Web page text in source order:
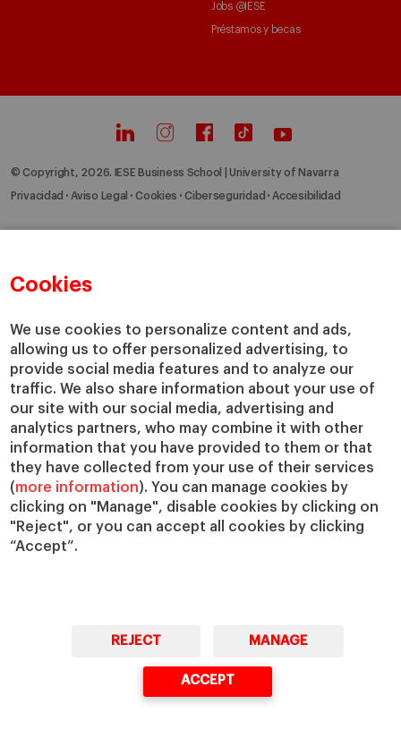
Cookies
We use cookies to personalize content and ads,
allowing us to offer personalized advertising, to
provide social media features and to analyze our
traffic. We also share information about your use of
our site with our social media, advertising and
analytics partners, who may combine it with other
information that you have provided to them or that
they have collected from your use of their services
(more information). You can manage cookies by
clicking on "Manage", disable cookies by clicking on
"Reject", or you can accept all cookies by clicking
“Accept”.
REJECT MANAGE
ACCEPT
Jobs @IESE
Préstamos y becas
© Copyright, 2026. IESE Business School | University of Navarra
Privacidad Aviso Legal Cookies Ciberseguridad Accesibilidad